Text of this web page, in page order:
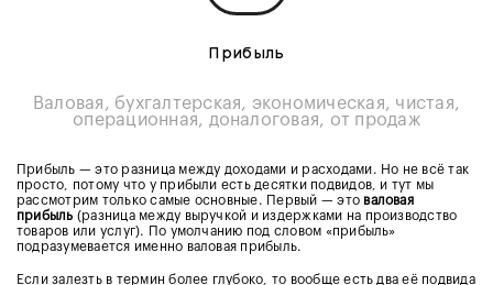
Прибыль
Валовая, бухгалтерская, экономическая, чистая,
операционная, доналоговая, от продаж
Прибыль — это разница между доходами и расходами. Но не всё так
просто, потому что у прибыли есть десятки подвидов, и тут мы
рассмотрим только самые основные. Первый — это валовая
прибыль (разница между выручкой и издержками на производство
товаров или услуг). По умолчанию под словом «прибыль»
подразумевается именно валовая прибыль.
Если залезть в термин более глубоко, то вообще есть два её подвида